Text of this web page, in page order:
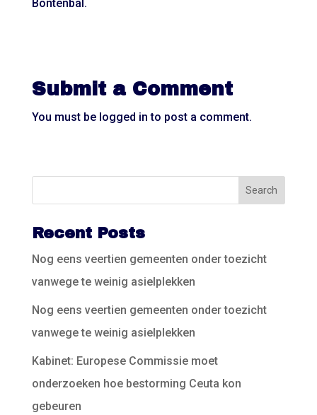
Bontenbal.
Submit a Comment
You must be logged in to post a comment.
Recent Posts
Nog eens veertien gemeenten onder toezicht
vanwege te weinig asielplekken
Nog eens veertien gemeenten onder toezicht
vanwege te weinig asielplekken
Kabinet: Europese Commissie moet
onderzoeken hoe bestorming Ceuta kon
gebeuren